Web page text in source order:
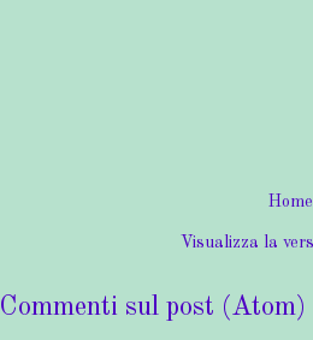
Visualizza la
Commenti sul post (Atom)